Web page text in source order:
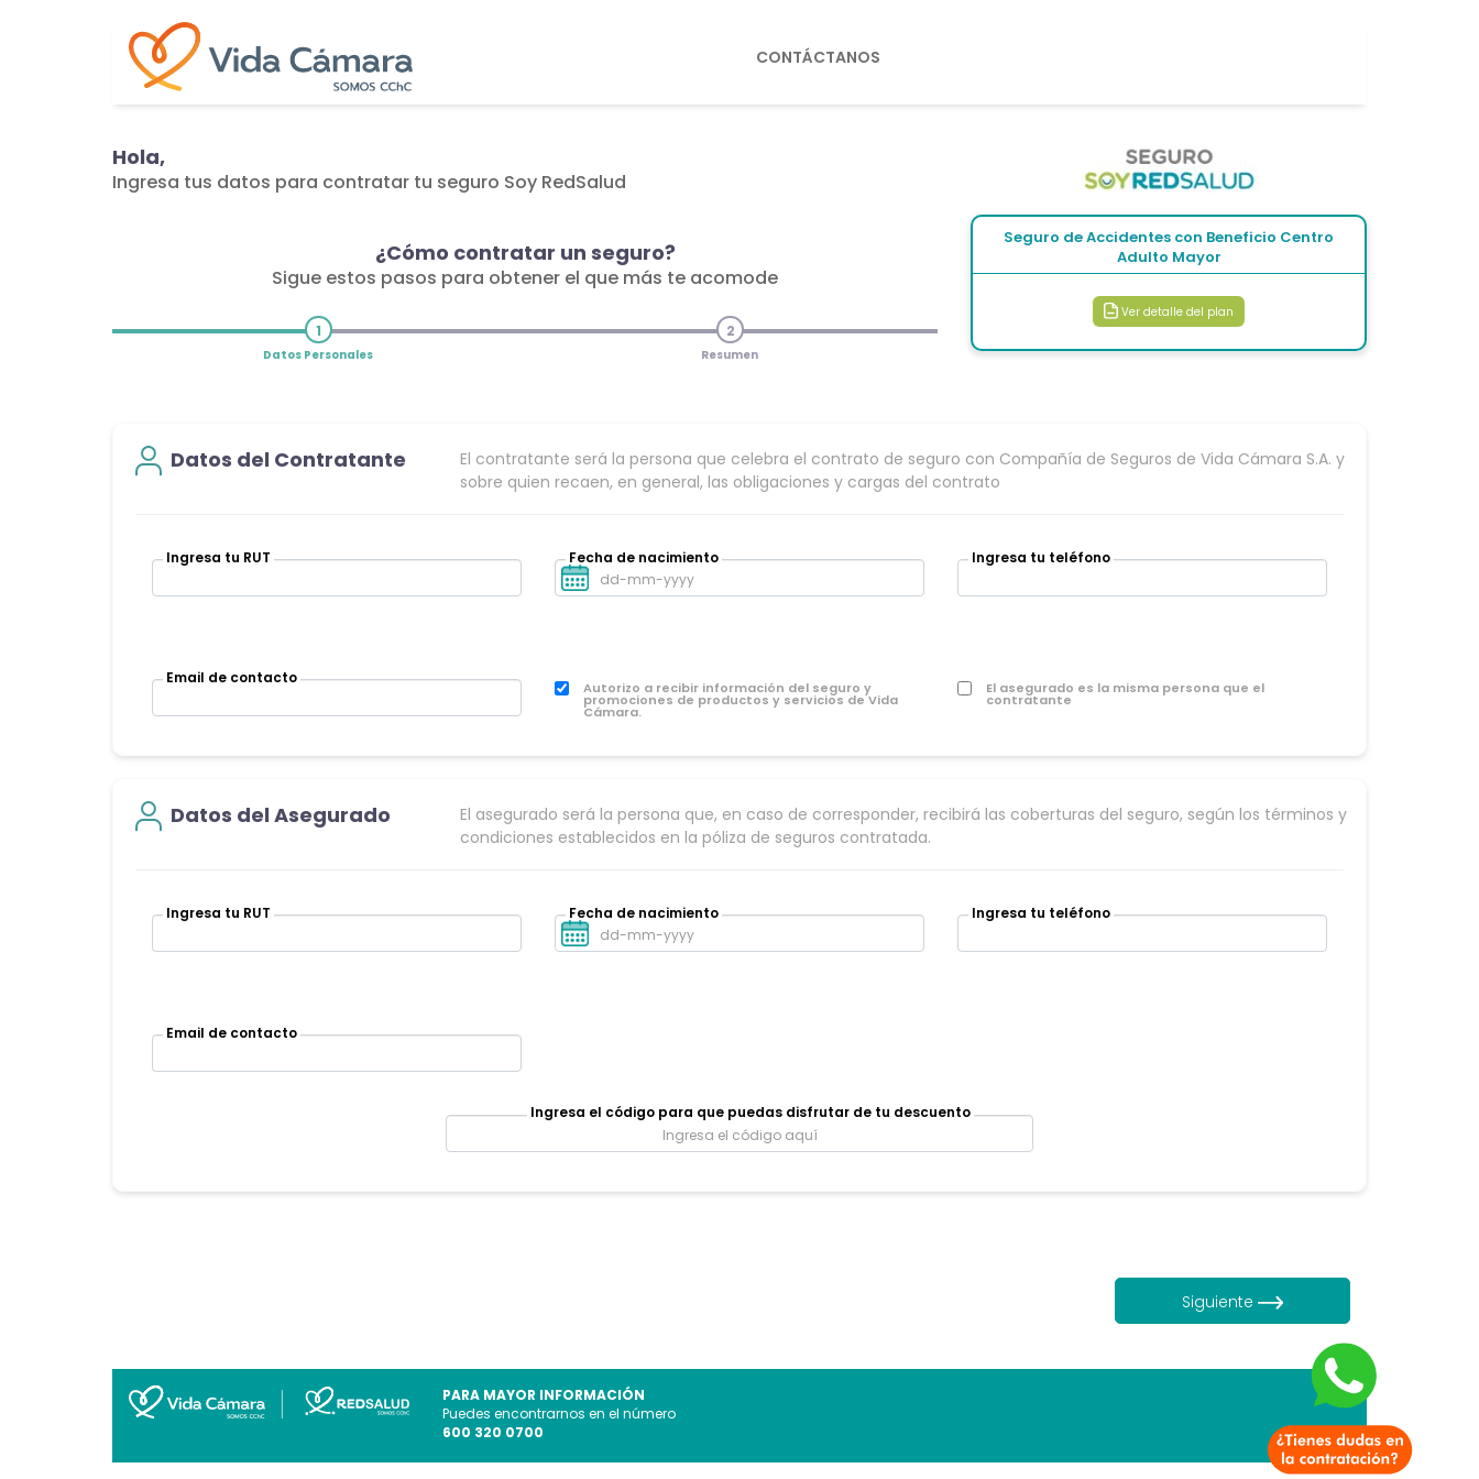
CONTÁCTANOS
Hola,
Ingresa tus datos para contratar tu seguro Soy RedSalud
¿Cómo contratar un seguro?
Sigue estos pasos para obtener el que más te acomode
1
Datos Personales
2
Resumen
Seguro de Accidentes con Beneficio Centro
Adulto Mayor
Ver detalle del plan
Datos del Contratante
El contratante será la persona que celebra el contrato de seguro con Compañía de Seguros de Vida Cámara S.A. y
sobre quien recaen, en general, las obligaciones y cargas del contrato
Ingresa tu RUT Fecha de nacimiento Ingresa tu teléfono
Email de contacto
Autorizo a recibir información del seguro y
promociones de productos y servicios de Vida
Cámara.
El asegurado es la misma persona que el
contratante
Datos del Asegurado
El asegurado será la persona que, en caso de corresponder, recibirá las coberturas del seguro, según los términos y
condiciones establecidos en la póliza de seguros contratada.
Ingresa tu RUT Fecha de nacimiento Ingresa tu teléfono
Email de contacto
Ingresa el código para que puedas disfrutar de tu descuento
Siguiente
PARA MAYOR INFORMACIÓN
Puedes encontrarnos en el número
600 320 0700